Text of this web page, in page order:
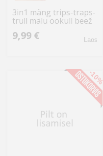
3in1 mäng trips-traps-
trull mälu öökull beež
9,99 € Laos
-10%